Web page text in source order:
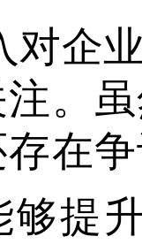
对企
。
在
够提